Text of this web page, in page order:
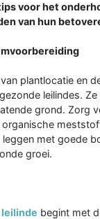
voor het
van hun
plantlocatie en
leilindes.
grond. Zorg
leggen met goede
groei.
leilinde begint met